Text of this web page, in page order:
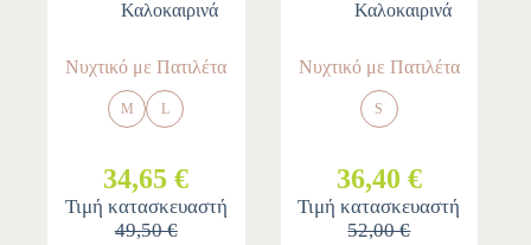
Καλοκαιρινά
Νυχτικό με Πατιλέτα
M L
34,65 €
Τιμή κατασκευαστή
49,50 €
Καλοκαιρινά
Νυχτικό με Πατιλέτα
S
36,40 €
Τιμή κατασκευαστή
52,00 €